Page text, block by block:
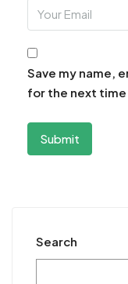
Save my name,
for the next
Search